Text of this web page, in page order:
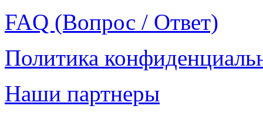
FAQ (Вопрос / Ответ)
Политика
Наши партнеры